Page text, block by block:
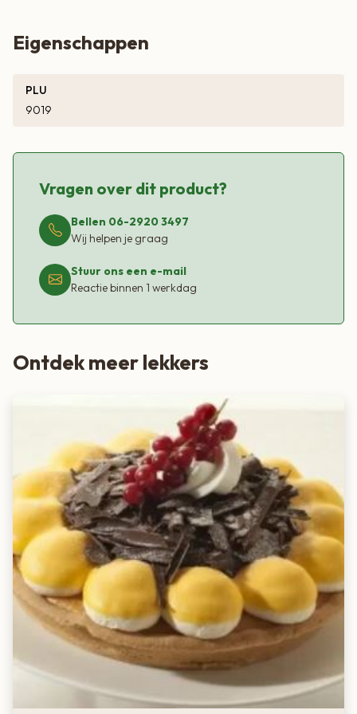
Of je nu een speciale gelegenheid viert, een feestje hebt of
Bakzolder zal zeker in de smaak vallen. Proef de natuurlijke
Kenmerken:
– Smaak: Zoete frambozen en romige witte chocolade
– Inhoud: 500 gram (voldoende voor één grote cake)
– Bereiding: Eenvoudig en snel
ingrediënten
– Gebruik: Perfect voor liefhebbers van fruitige en romige
cakes
1. Verwarm de oven voor op 160°C (hete lucht 150°C).
2. Roer 250 gram boter zacht.
3. Voeg 500 gram Frambozencakemix en 5 eieren toe aan
de boter.
4. Mix het geheel gedurende 3 minuten op middelmatige
snelheid tot een glad beslag.
5. Giet het beslag in een ingevette bakvorm (cakevorm van
ongeveer 30 cm of een rond bakblik van ø 22 cm).
6. Bak de cake in het midden van de oven in ongeveer 55
minuten gaar. Controleer met een satéprikker of de cake
gaar is.
7. Laat de cake afkoelen op een rooster.
Eigenschappen
PLU
9019
Vragen over dit product?
Bellen 06-2920 3497
Wij helpen je graag
Stuur ons een e-mail
Reactie binnen 1 werkdag
Ontdek meer lekkers